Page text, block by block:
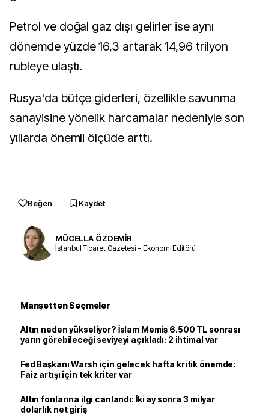
Petrol ve doğal gaz dışı gelirler ise aynı
dönemde yüzde 16,3 artarak 14,96 trilyon
rubleye ulaştı.
Rusya'da bütçe giderleri, özellikle savunma
sanayisine yönelik harcamalar nedeniyle son
yıllarda önemli ölçüde arttı.
Beğen Kaydet
MÜCELLA ÖZDEMİR
İstanbul Ticaret Gazetesi – Ekonomi Editörü
Manşetten Seçmeler
Altın neden yükseliyor? İslam Memiş 6.500 TL sonrası
yarın görebileceği seviyeyi açıkladı: 2 ihtimal var
Fed Başkanı Warsh için gelecek hafta kritik önemde:
Faiz artışı için tek kriter var
Altın fonlarına ilgi canlandı: İki ay sonra 3 milyar
dolarlık net giriş